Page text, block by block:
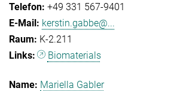
+49 331 567-9401
kerstin.gabbe@...
K-2.211
Biomaterials
Mariella Gabler